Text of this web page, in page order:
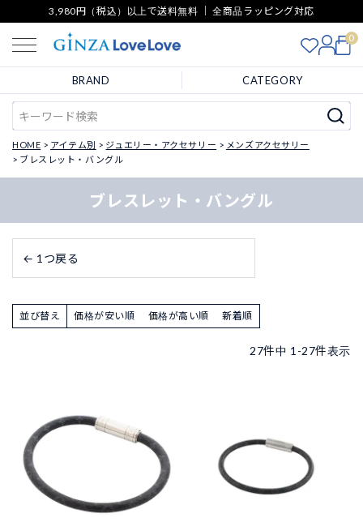
3,980円（税込）以上で送料無料 ｜ 全商品ラッピング対応
0
BRAND CATEGORY
HOME アイテム別 ジュエリー・アクセサリー
メンズアクセサリー
ブレスレット・バングル
ブレスレット・バングル
← 1つ戻る
並び替え 価格が安い順 価格が高い順 新着順
27件中 1 -27件表示